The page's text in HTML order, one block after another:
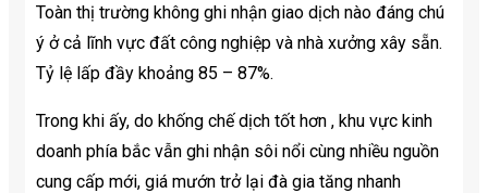
Toàn thị trường không ghi nhận giao dịch nào đáng chú
ý ở cả lĩnh vực đất công nghiệp và nhà xưởng xây sẵn.
Tỷ lệ lấp đầy khoảng 85 – 87%.
Trong khi ấy, do khống chế dịch tốt hơn , khu vực kinh
doanh phía bắc vẫn ghi nhận sôi nổi cùng nhiều nguồn
cung cấp mới, giá mướn trở lại đà gia tăng nhanh